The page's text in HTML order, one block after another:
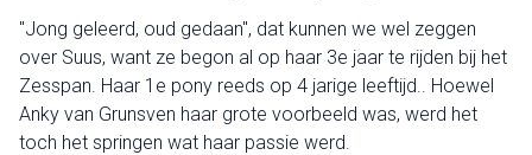
"Jong geleerd, oud gedaan", dat kunnen we wel zeggen
over Suus, want ze begon al op haar 3e jaar te rijden bij het
Zesspan. Haar 1e pony reeds op 4 jarige leeftijd.. Hoewel
Anky van Grunsven haar grote voorbeeld was, werd het
toch het springen wat haar passie werd.